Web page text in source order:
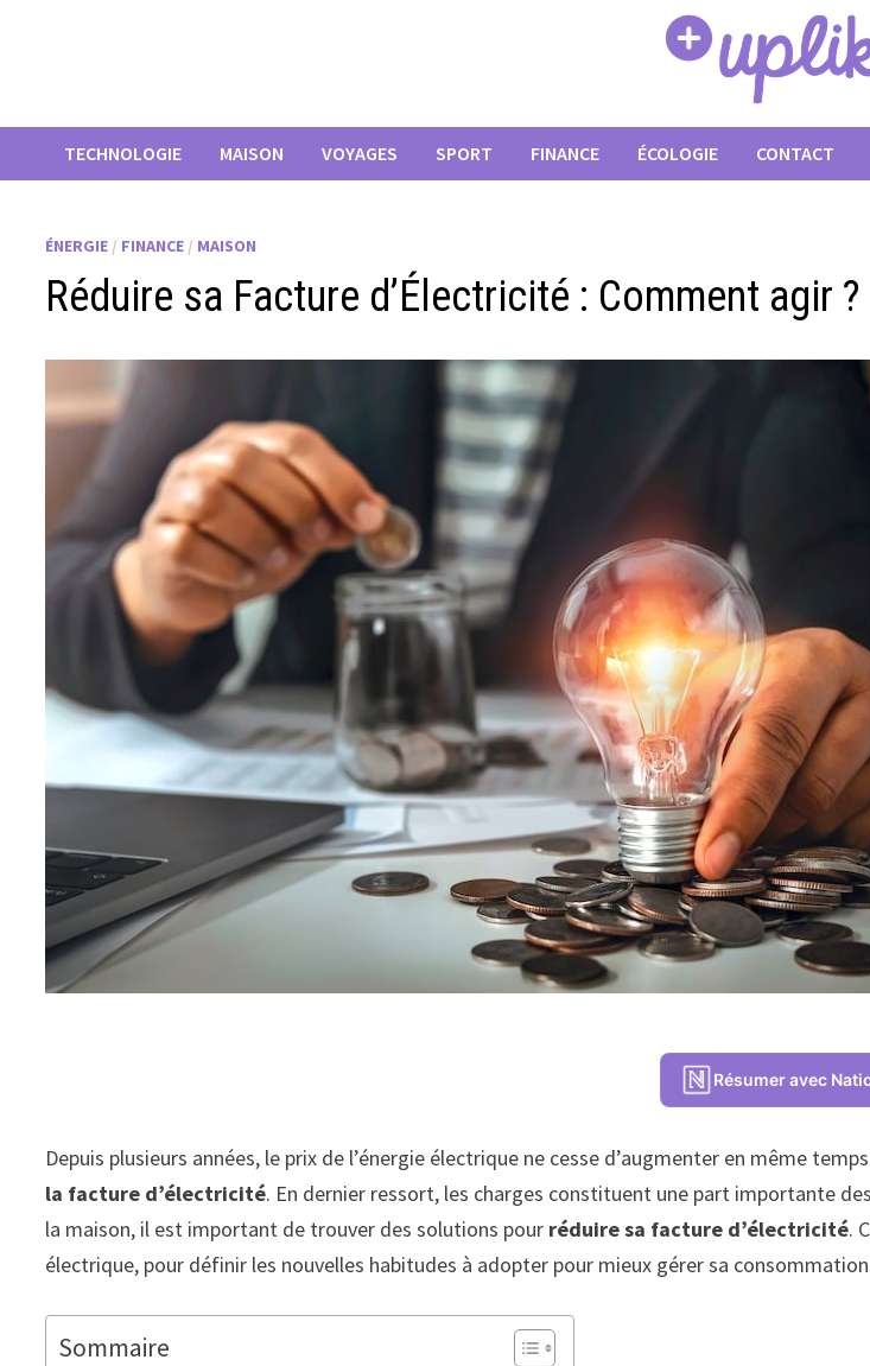
TECHNOLOGIE MAISON VOYAGES SPORT FINANCE ÉCOLOGIE CONTACT
ÉNERGIE / FINANCE / MAISON
Réduire sa Facture d’Électricité : Comment agir ?
Résumer avec
Depuis plusieurs années, le prix de l’énergie électrique ne cesse d’augmenter en même
la facture d’électricité. En dernier ressort, les charges constituent une part importante
la maison, il est important de trouver des solutions pour réduire sa facture d’électricité.
électrique, pour définir les nouvelles habitudes à adopter pour mieux gérer sa
Sommaire